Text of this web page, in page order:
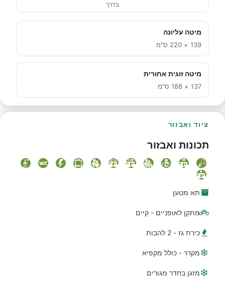
בדרך
מיטה עליונה
139 × 220 ס"מ
מיטה זוגית אחורית
137 × 188 ס"מ
ציוד ואבזור
תכונות ואבזור
תא מטען
מתקן לאופניים - קיים
כירת גז - 2 להבות
מקרר - כולל מקפיא
מזגן בחדר מגורים